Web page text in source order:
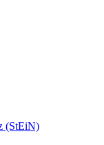
(StEiN)